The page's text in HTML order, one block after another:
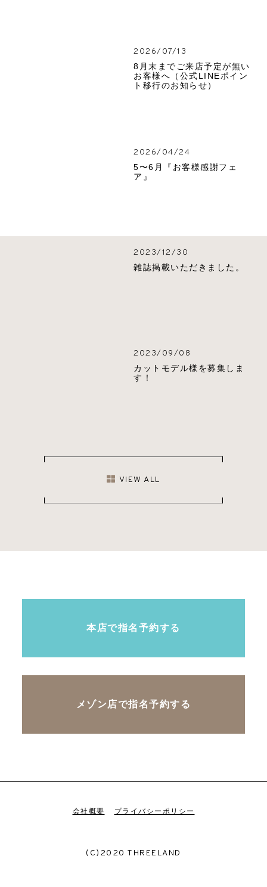
2026/07/13
8月末までご来店予定が無い
お客様へ（公式LINEポイン
ト移行のお知らせ）
2026/04/24
5〜6月『お客様感謝フェ
ア』
2023/12/30
雑誌掲載いただきました。
2023/09/08
カットモデル様を募集しま
す！
VIEW ALL
本店で指名予約する
メゾン店で指名予約する
会社概要 プライバシーポリシー
(C)2020 THREELAND